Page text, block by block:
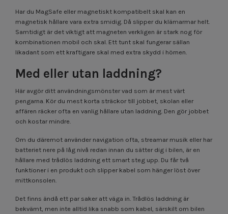
Har du MagSafe eller magnetiskt kompatibelt skal kan en
magnetisk hållare vara extra smidig. Då slipper du klämarmar helt.
Samtidigt är det viktigt att magneten verkligen är stark nog för
kombinationen mobil och skal. Ett tunt skal fungerar sällan
likadant som ett kraftigare skal med extra skydd i hörnen.
Med eller utan laddning?
Här avgör ditt användningsmönster vad som är mest värt
pengarna. Kör du mest korta sträckor till jobbet, skolan eller
affären räcker ofta en vanlig hållare utan laddning. Den gör jobbet
och kostar mindre.
Om du däremot använder navigation ofta, streamar musik eller har
batteriet nere på låg nivå redan innan du sätter dig i bilen, är en
hållare med trådlös laddning ett smart steg upp. Du får två
funktioner i en produkt och slipper kabel som hänger löst över
mittkonsolen.
Det finns ändå ett par saker att väga in. Trådlös laddning är
bekvämt, men inte alltid lika snabb som kabel, särskilt om bilen